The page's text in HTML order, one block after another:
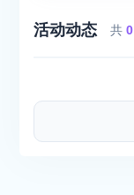
活动动态 共0